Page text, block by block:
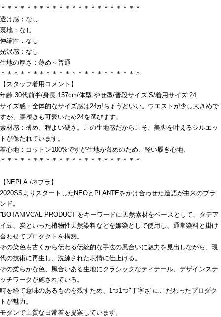
＊＊＊＊＊＊＊＊＊＊＊＊＊＊＊＊＊＊＊＊＊＊
透け感：なし
裏地：なし
伸縮性：なし
光沢感：なし
生地の厚さ：薄め～普通
＊＊＊＊＊＊＊＊＊＊＊＊＊＊＊＊＊＊＊＊＊＊
【スタッフ着用コメント】
年齢:30代前半/身長:157cm/体型:やせ型/普段サイズ:S/着用サイズ:24
サイズ感：全体的なサイズ感は24がちょうどいい。ウエストが少し大きめで
すが、腰履きも可愛いため24を選びます。
素材感：薄め、程よい硬さ。この生地感だからこそ、美脚を叶えるシルエッ
トが保たれています。
着心地：コットン100%ですが生地が薄めのため、軽い履き心地。
＊＊＊＊＊＊＊＊＊＊＊＊＊＊＊＊＊＊＊＊＊＊
【NEPLA./ネプラ】
2020SSよりスタートしたNEOとPLANTEをかけ合わせた造語が由来のブラ
ンド。
”BOTANIVCAL PRODUCT”をキーワードに天然素材をベースとして、タデア
イ豆、炭といった植物性天然染料などを媒染として使用し、通常染料と掛け
合わせてプロダクトを構築。
その染色も古くから伝わる伝統的な手法の風合いに魅力を見出しながら、現
代の技術に再生し、洗練された表情に仕上げる。
その柔らかな色、風合いある生地にクラシックなディテール、デザインステ
ッチワークが施されている。
時を経て意味のあるものを残すため、1つ1つ"丁寧さ"にこだわったプロダク
トが魅力。
モダンで上質な日常着を提案しています。